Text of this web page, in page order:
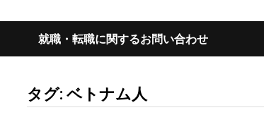
就職・転職に関するお問い合わせ
タグ:ベトナム人